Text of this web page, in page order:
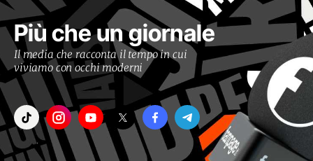
Più che un giornale
Il media che racconta il tempo in cui
viviamo con occhi moderni